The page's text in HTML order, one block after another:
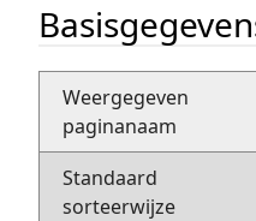
Weergegeven
paginanaam
Standaard
sorteerwijze